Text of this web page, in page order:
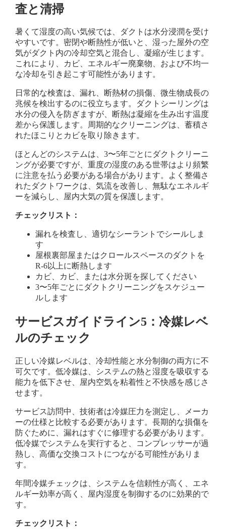
査と清掃
暑くて湿度の高い気候では、ダクトは水分浸潤を受け
やすいです。密閉や断熱性が低いと、湿った屋外の空
気がダクト内の冷却空気と混合し、凝縮が生じます。
これにより、カビ、エネルギー廃棄物、および不均一
な冷却を引き起こす可能性があります。
日常的な検査は、漏れ、断熱材の損傷、微生物成長の
兆候を検出するのに役立ちます。ダクトシーリングは
水分の侵入を防ぎますが、断熱は凝縮を生み出す温度
差から保護します。周期的なクリーニングは、蓄積さ
れたほこりとカビを取り除きます。
ほとんどのシステムは、3〜5年ごとにダクトクリーニ
ングが必要ですが、重度の湿度のある世帯はより頻繁
に注意を払う必要がある場合があります。よく整備さ
れたダクトワークは、気流を改善し、無駄なエネルギ
ーを減らし、屋内大気の質を保護します。
チェックリスト：
漏れを検査し、適切なシーラントでシールしま
す
屋根裏部屋またはクロールスペースのダクトを
R-6以上に断熱します
カビ、カビ、または水分斑を探してください
3〜5年ごとにダクトクリーニングをスケジュー
ルします
サービスガイドライン5：冷媒レベ
ルのチェック
正しい冷媒レベルは、冷却性能と水分制御の両方に不
可欠です。低冷媒は、システムの熱と湿度を吸収する
能力を低下させ、屋内空気を粘着性と不快感を感じさ
せます。
サービス訪問中、技術者は冷媒圧力を測定し、メーカ
ーの仕様と比較する必要があります。長期的な損傷を
防ぐために、漏れはすぐに修理する必要があります。
低冷媒でシステムを実行すると、コンプレッサーが過
熱し、高価な交換コストにつながる可能性がありま
す。
年間冷媒チェックは、システムを信頼性が高く、エネ
ルギー効率が高く、屋内湿度を制御するのに効果的で
す。
チェックリスト：